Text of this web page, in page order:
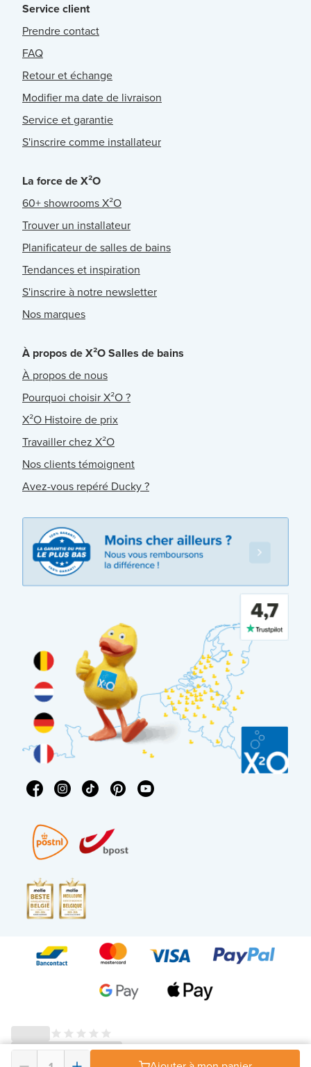
Service client
Prendre contact
FAQ
Retour et échange
Modifier ma date de livraison
Service et garantie
S'inscrire comme installateur
La force de X²O
60+ showrooms X²O
Trouver un installateur
Planificateur de salles de bains
Tendances et inspiration
S'inscrire à notre newsletter
Nos marques
À propos de X²O Salles de bains
À propos de nous
Pourquoi choisir X²O ?
X²O Histoire de prix
Travailler chez X²O
Nos clients témoignent
Avez-vous repéré Ducky ?
© 2026 - X²O Salles de bains – Numéro de TVA : BE0627.861.895 -